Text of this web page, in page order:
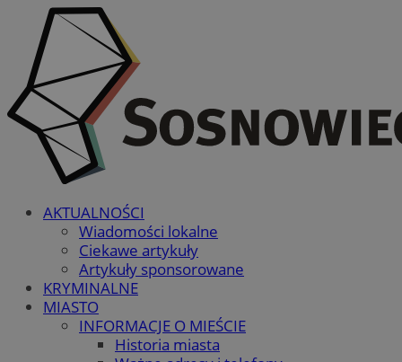
AKTUALNOŚCI
Wiadomości lokalne
Ciekawe artykuły
Artykuły sponsorowane
KRYMINALNE
MIASTO
INFORMACJE O MIEŚCIE
Historia miasta